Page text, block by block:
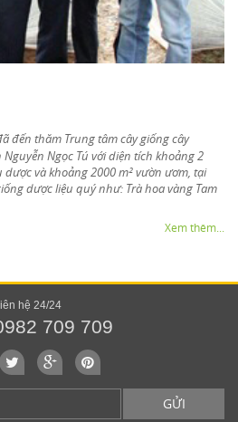
đến thăm Trung tâm cây giống cây
Ngọc Tú với diện tích khoảng 2
và khoảng 2000 m² vườn ươm, tại
dược liệu quý như: Trà hoa vàng Tam
Xem thêm...
hệ 24/24
709 709
GỬI